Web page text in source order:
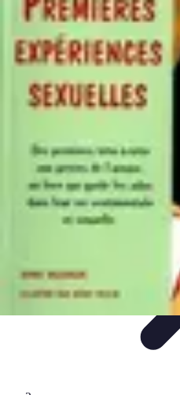
Activités Sensations
Conseils
Conseils et AstucesInsolites
aventures
Activités Sensations